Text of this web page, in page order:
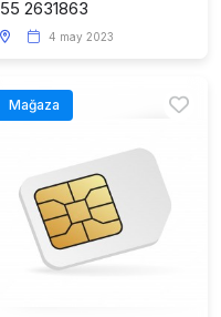
55 2631863
4 may 2023
Mağaza